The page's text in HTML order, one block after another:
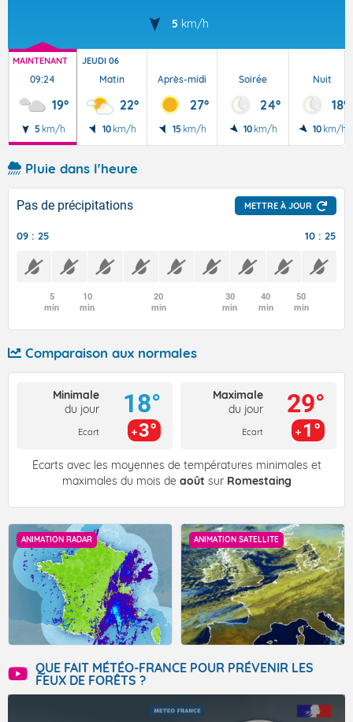
5 km/h
MAINTENANT
09:24
19°
5 km/h
JEUDI 06
Matin
22°
10 km/h
Après-midi
27°
15 km/h
Soirée
24°
10 km/h
Nuit
18°
10 km/h
Pluie dans l'heure
Pas de précipitations METTRE À JOUR
09 : 25 10 : 25
5
min
10
min
20
min
30
min
40
min
50
min
Comparaison aux normales
Minimale
du jour
Ecart
18°
3°
Maximale
du jour
Ecart
29°
1°
Écarts avec les moyennes de températures minimales et
maximales du mois de août sur Romestaing
ANIMATION RADAR ANIMATION SATELLITE
QUE FAIT MÉTÉO-FRANCE POUR PRÉVENIR LES
FEUX DE FORÊTS ?